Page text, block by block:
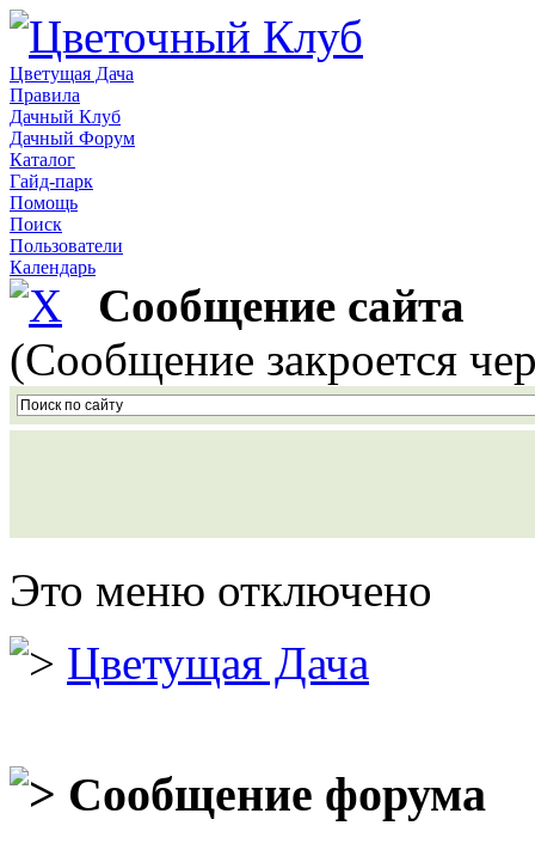
Цветущая Дача
Правила
Дачный Клуб
Дачный Форум
Каталог
Гайд-парк
Помощь
Поиск
Пользователи
Календарь
Сообщение сайта
(Сообщение закроется
Это меню отключено
Цветущая Дача
Сообщение форума